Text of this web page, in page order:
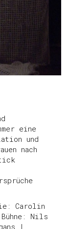
eine
und
nach
Carolin
Nils
|